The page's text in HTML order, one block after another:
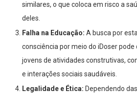
similares, o que coloca em risco a
deles.
Falha na Educação: A busca por
consciência por meio do iDoser
jovens de atividades construtivas,
e interações sociais saudáveis.
Legalidade e Ética: Dependendo